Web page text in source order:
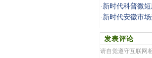
· 新时代科普微
· 新时代安徽市
发表评论
请自觉遵守互联网